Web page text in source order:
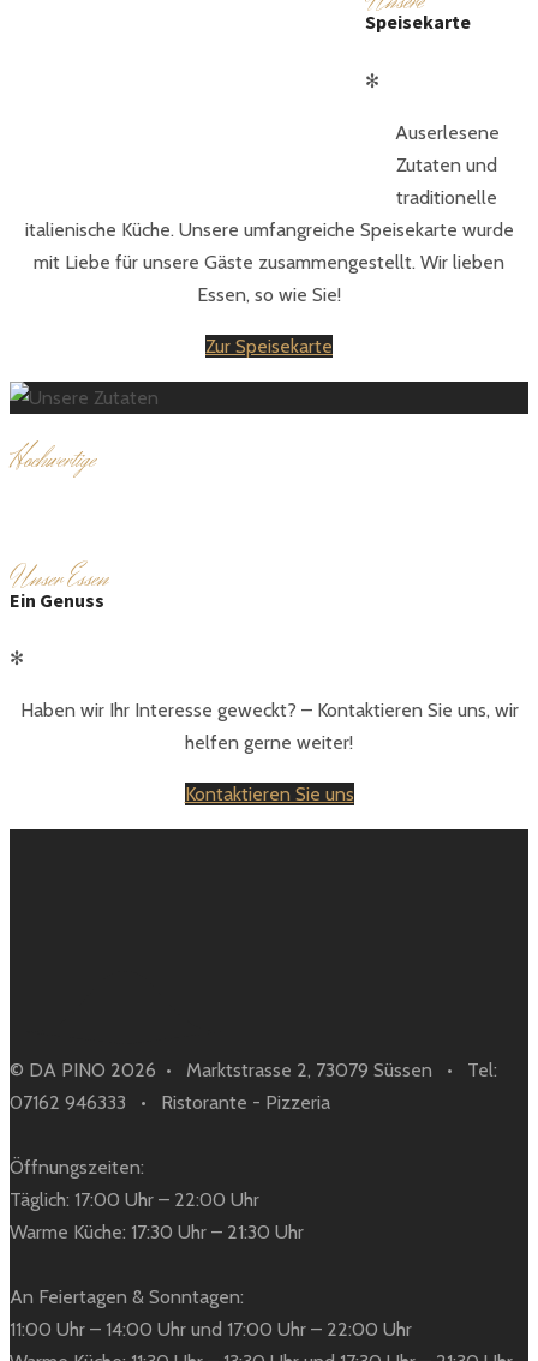
Speisekarte
✻
Auserlesene
Zutaten und
traditionelle
italienische Küche. Unsere umfangreiche Speisekarte wurde
mit Liebe für unsere Gäste zusammengestellt. Wir lieben
Essen, so wie Sie!
Zur Speisekarte
Hochwertige
Unser Essen
Ein Genuss
✻
Haben wir Ihr Interesse geweckt? – Kontaktieren Sie uns, wir
helfen gerne weiter!
Kontaktieren Sie uns
© DA PINO 2026 • Marktstrasse 2, 73079 Süssen • Tel:
07162 946333 • Ristorante - Pizzeria
Öffnungszeiten:
Täglich: 17:00 Uhr – 22:00 Uhr
Warme Küche: 17:30 Uhr – 21:30 Uhr
An Feiertagen & Sonntagen:
11:00 Uhr – 14:00 Uhr und 17:00 Uhr – 22:00 Uhr